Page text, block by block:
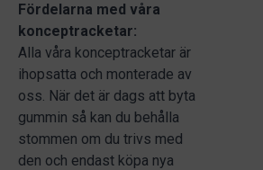
Fördelarna med våra
konceptracketar:
Alla våra konceptracketar är
ihopsatta och monterade av
oss. När det är dags att byta
gummin så kan du behålla
stommen om du trivs med
den och endast köpa nya